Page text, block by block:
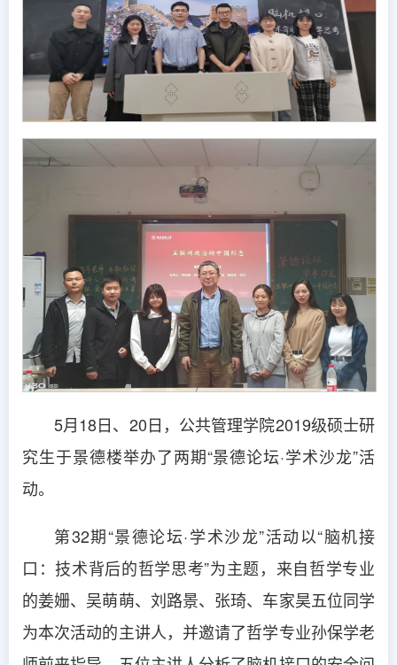
5月18日、20日，公共管理学院2019级硕士研
究生于景德楼举办了两期“景德论坛·学术沙龙”活
动。
第32期“景德论坛·学术沙龙”活动以“脑机接
口：技术背后的哲学思考”为主题，来自哲学专业
的姜姗、吴萌萌、刘路景、张琦、车家昊五位同学
为本次活动的主讲人，并邀请了哲学专业孙保学老